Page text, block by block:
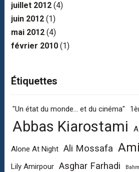
juillet 2012(4)
juin 2012(1)
mai 2012(4)
février 2010(1)
Étiquettes
"Un état du monde... et du cinéma"
Abbas Kiarostami
Alone At Night Ali Mossafa
Lily Amirpour Asghar Farhadi